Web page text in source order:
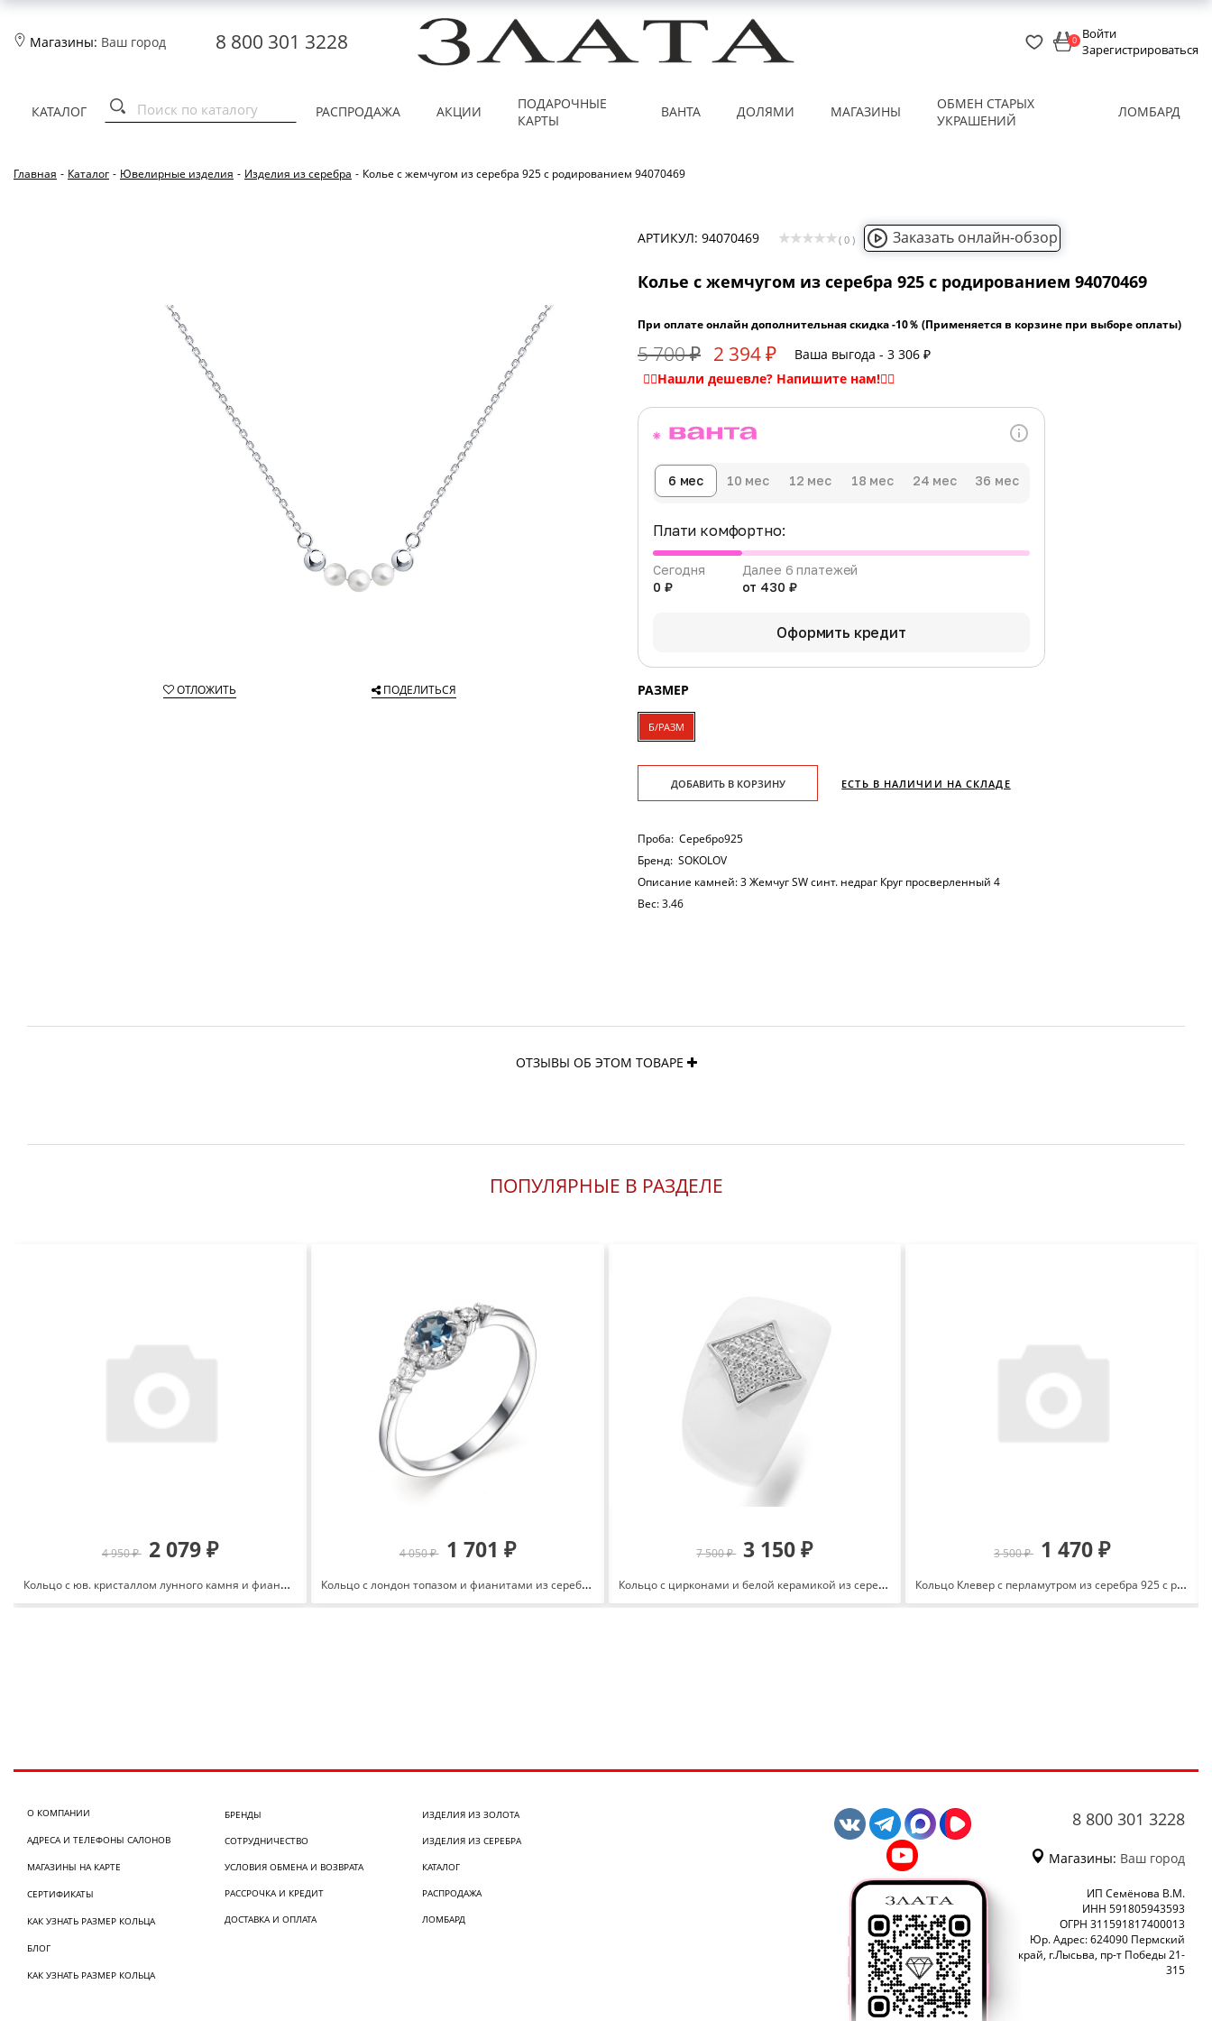
Магазины: Ваш город 8 800 301 3228 0 Войти
Зарегистрироваться
КАТАЛОГ РАСПРОДАЖА АКЦИИ
ПОДАРОЧНЫЕ
КАРТЫ
ВАНТА ДОЛЯМИ МАГАЗИНЫ
ОБМЕН СТАРЫХ
УКРАШЕНИЙ
ЛОМБАРД
Главная - Каталог - Ювелирные изделия - Изделия из серебра - Колье с жемчугом из серебра 925 с родированием 94070469
ОТЛОЖИТЬ ПОДЕЛИТЬСЯ
АРТИКУЛ: 94070469 ( 0 ) Заказать онлайн-обзор
Колье с жемчугом из серебра 925 с родированием 94070469
При оплате онлайн дополнительная скидка -10％ (Применяется в корзине при выборе оплаты)
5 700 ₽ 2 394 ₽ Ваша выгода - 3 306 ₽
6 мес 10 мес 12 мес 18 мес 24 мес 36 мес
Плати комфортно:
Сегодня
0 ₽
Далее 6 платежей
от 430 ₽
Оформить кредит
РАЗМЕР
Б/РАЗМ
ДОБАВИТЬ В КОРЗИНУ ЕСТЬ В НАЛИЧИИ НА СКЛАДЕ
Проба: Серебро925
Бренд: SOKOLOV
Описание камней:3 Жемчуг SW синт. недраг Круг просверленный 4
Вес:3.46
ОТЗЫВЫ ОБ ЭТОМ ТОВАРЕ
ПОПУЛЯРНЫЕ В РАЗДЕЛЕ
4 950 ₽ 2 079 ₽
Кольцо с юв. кристаллом лунного камня и фианитами из серебра 925 с родированием 151-1752-60
4 050 ₽ 1 701 ₽
Кольцо с лондон топазом и фианитами из серебра 925 с родированием 01-1778/00ТЛ-00
7 500 ₽ 3 150 ₽
Кольцо с цирконами и белой керамикой из серебра 925 с родированием 636477
3 500 ₽ 1 470 ₽
Кольцо Клевер с перламутром из серебра 925 с родированием И1-1008-23-63
О КОМПАНИИ
АДРЕСА И ТЕЛЕФОНЫ САЛОНОВ
МАГАЗИНЫ НА КАРТЕ
СЕРТИФИКАТЫ
КАК УЗНАТЬ РАЗМЕР КОЛЬЦА
БЛОГ
КАК УЗНАТЬ РАЗМЕР КОЛЬЦА
БРЕНДЫ
СОТРУДНИЧЕСТВО
УСЛОВИЯ ОБМЕНА И ВОЗВРАТА
РАССРОЧКА И КРЕДИТ
ДОСТАВКА И ОПЛАТА
ИЗДЕЛИЯ ИЗ ЗОЛОТА
ИЗДЕЛИЯ ИЗ СЕРЕБРА
КАТАЛОГ
РАСПРОДАЖА
ЛОМБАРД
8 800 301 3228
Магазины: Ваш город
ИП Семёнова В.М.
ИНН 591805943593
ОГРН 311591817400013
Юр. Адрес: 624090 Пермский
край, г.Лысьва, пр-т Победы 21-
315